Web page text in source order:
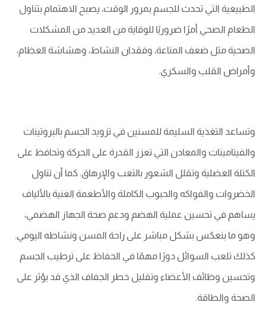
الطبيعية التي تحدث للجسم بمرور الوقت، يصبح الاهتمام بتناول
الطعام الصحي أمرًا ضروريًا للوقاية من العديد من المشكلات
الصحية مثل ضعف المناعة، وفقدان النشاط، وهشاشة العظام،
وأمراض القلب والسكري.
وتساعد التغذية السليمة للمسنين في تزويد الجسم بالبروتينات
والفيتامينات والمعادن التي تعزز القدرة على الحركة وتحافظ على
الكتلة العضلية وتقلل الشعور بالتعب والإرهاق. كما أن تناول
الخضروات والفواكه والحبوب الكاملة والأطعمة الغنية بالألياف
يساهم في تحسين عملية الهضم ودعم صحة الجهاز الهضمي،
وهو ما ينعكس بشكل مباشر على راحة المسن ونشاطه اليومي.
كذلك تلعب السوائل دورًا مهمًا في الحفاظ على ترطيب الجسم
وتحسين وظائف الأعضاء وتقليل خطر الجفاف الذي قد يؤثر على
الصحة والطاقة.